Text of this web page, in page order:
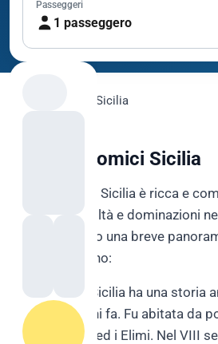
Passeggeri
1 passeggero
Sicilia
VOli Economici Sicilia
La storia della Sicilia è ricca e
da diverse civiltà e dominazioni
seguito riporto una breve
Sicilia in italiano:
Antichità: La Sicilia ha una storia
migliaia di anni fa. Fu abitata da
Sicani, i Siculi ed i Elimi. Nel VIII